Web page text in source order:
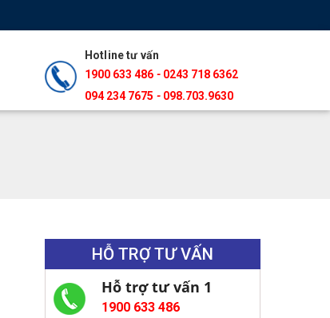
Hotline tư vấn
1900 633 486 - 0243 718 6362
094 234 7675‬ - 098.703.9630
HỖ TRỢ TƯ VẤN
Hỗ trợ tư vấn 1
1900 633 486